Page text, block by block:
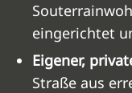
eingerichtet
Eigener,
Straße aus